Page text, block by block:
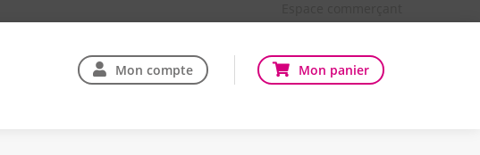
Mon compte Mon panier